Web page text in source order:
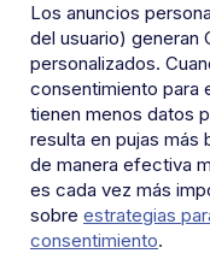
Los anuncios
del usuario) generan
personalizados.
consentimiento para
tienen menos datos
resulta en pujas más
de manera efectiva
es cada vez más
sobre estrategias
consentimiento.